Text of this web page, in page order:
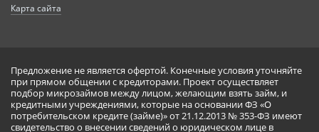
Карта сайта
Предложение не является офертой. Конечные условия уточняйте
при прямом общении с кредиторами. Проект осуществляет
подбор микрозаймов между лицом, желающим взять займ, и
кредитными учреждениями, которые на основании ФЗ «О
потребительском кредите (займе)» от 21.12.2013 № 353-ФЗ имеют
свидетельство о внесении сведений о юридическом лице в